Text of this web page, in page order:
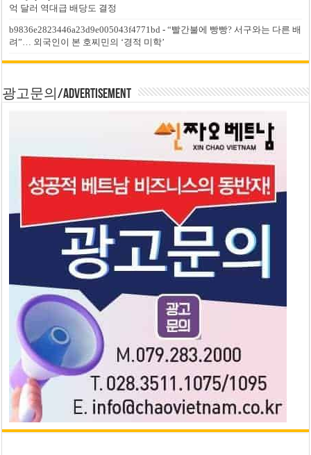
억 달러 역대급 배당도 결정
b9836e2823446a23d9e005043f4771bd -“빨간불에 빵빵? 서구와는 다른 배
려”… 외국인이 본 호찌민의 ‘경적 미학’
광고문의/Advertisement